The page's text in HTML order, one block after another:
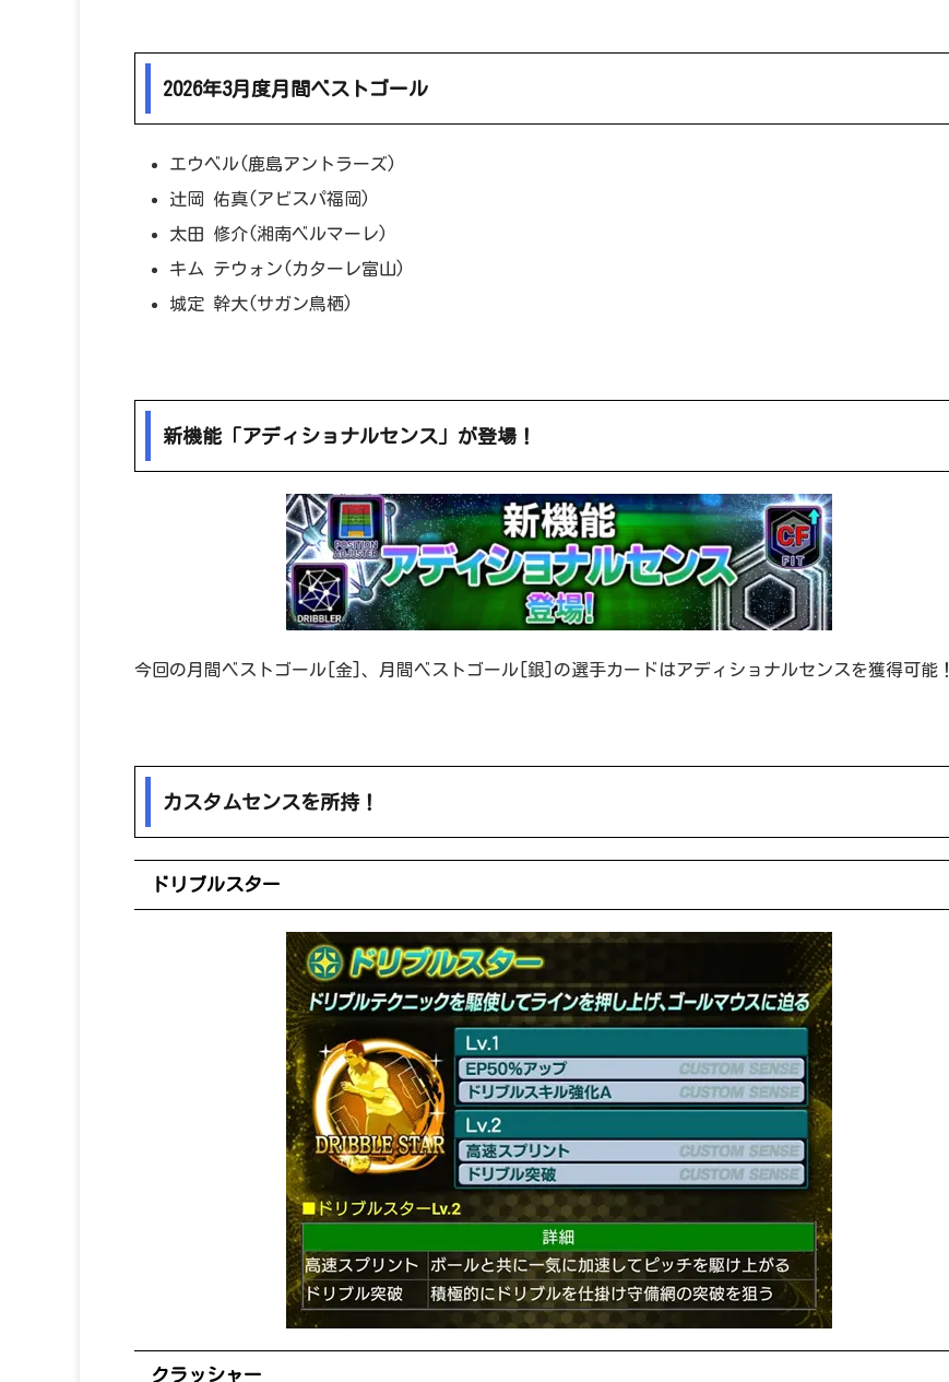
2026年3月度月間ベストゴール
エウベル(鹿島アントラーズ)
辻岡 佑真(アビスパ福岡)
太田 修介(湘南ベルマーレ)
キム テウォン(カターレ富山)
城定 幹大(サガン鳥栖)
新機能「アディショナルセンス」が登場！
今回の月間ベストゴール[金]、月間ベストゴール[銀]の選手カードはアディショナルセンスを獲得可能！
カスタムセンスを所持！
ドリブルスター
クラッシャー